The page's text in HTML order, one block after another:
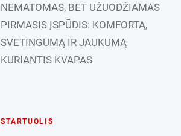
NEMATOMAS, BET UŽUODŽIAMAS
PIRMASIS ĮSPŪDIS: KOMFORTĄ,
SVETINGUMĄ IR JAUKUMĄ
KURIANTIS KVAPAS
STARTUOLIS